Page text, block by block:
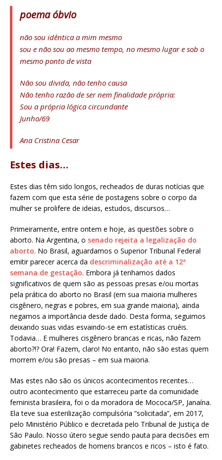
poema óbvio
não sou idêntica a mim mesmo
sou e não sou ao mesmo tempo, no mesmo lugar e sob o
mesmo ponto de vista
Não sou divida, não tenho causa
Não tenho razão de ser nem finalidade própria:
Sou a própria lógica circundante
Junho/69
Ana Cristina Cesar
Estes dias…
Estes dias têm sido longos, recheados de duras notícias que
fazem com que esta série de postagens sobre o corpo da
mulher se prolifere de ideias, estudos, discursos…
Primeiramente, entre ontem e hoje, as questões sobre o
aborto. Na Argentina, o senado rejeita a legalização do
aborto. No Brasil, aguardamos o Superior Tribunal Federal
emitir parecer acerca da descriminalização até a 12ª
semana de gestação. Embora já tenhamos dados
significativos de quem são as pessoas presas e/ou mortas
pela prática do aborto no Brasil (em sua maioria mulheres
cisgênero, negras e pobres, em sua grande maioria), ainda
negamos a importância desde dado. Desta forma, seguimos
deixando suas vidas esvaindo-se em estatísticas cruéis.
Todavia… E mulheres cisgênero brancas e ricas, não fazem
aborto?!? Ora! Fazem, claro! No entanto, não são estas quem
morrem e/ou são presas – em sua maioria.
Mas estes não são os únicos acontecimentos recentes…
outro acontecimento que estarreceu parte da comunidade
feminista brasileira, foi o da moradora de Mococa/SP, Janaína.
Ela teve sua esterilização compulsória “solicitada”, em 2017,
pelo Ministério Público e decretada pelo Tribunal de Justiça de
São Paulo. Nosso útero segue sendo pauta para decisões em
gabinetes recheados de homens brancos e ricos – isto é fato.